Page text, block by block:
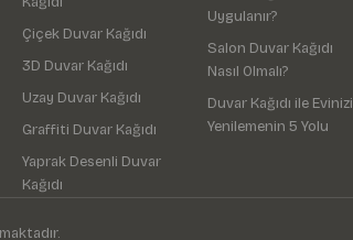
Çiçek Duvar Kağıdı
3D Duvar Kağıdı
Uzay Duvar Kağıdı
Graffiti Duvar Kağıdı
Yaprak Desenli Duvar
Kağıdı
Uygulanır?
Salon Duvar Kağıdı
Nasıl Olmalı?
Duvar Kağıdı ile Evinizi
Yenilemenin 5 Yolu